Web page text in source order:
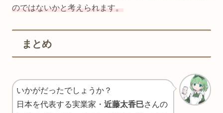
のではないかと考えられます。
まとめ
いかがだったでしょうか？
日本を代表する実業家・ 近藤太香巳さんの